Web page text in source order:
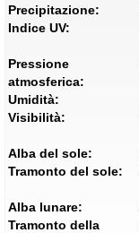
Precipitazione:
Indice UV:
Pressione
atmosferica:
Umidità:
Visibilità:
Alba del sole:
Tramonto del sole:
Alba lunare:
Tramonto della